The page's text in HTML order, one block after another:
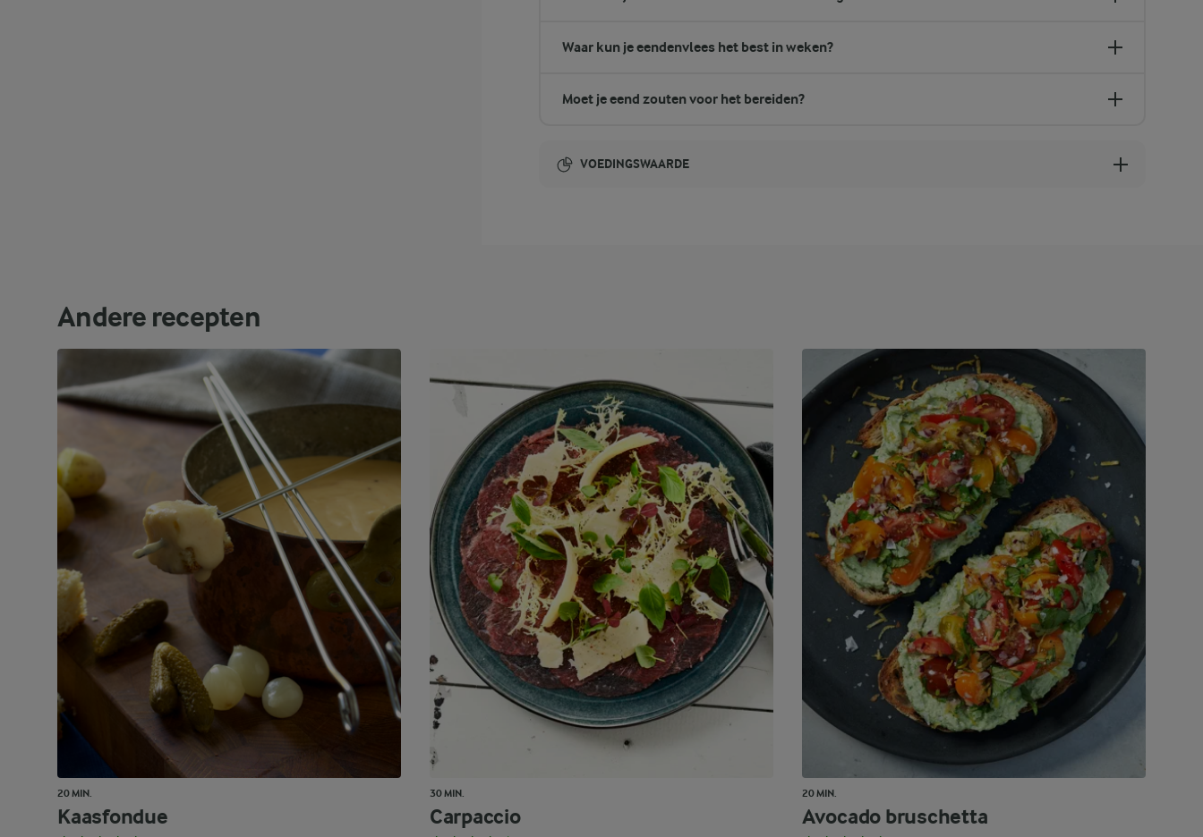
Waar kun je eendenvlees het best in weken?
Moet je eend zouten voor het bereiden?
VOEDINGSWAARDE
koolhydraten
14,4 gram koolhydraten
Andere recepten
20 MIN.
Kaasfondue
30 MIN.
Carpaccio
20 MIN.
Avocado bruschetta